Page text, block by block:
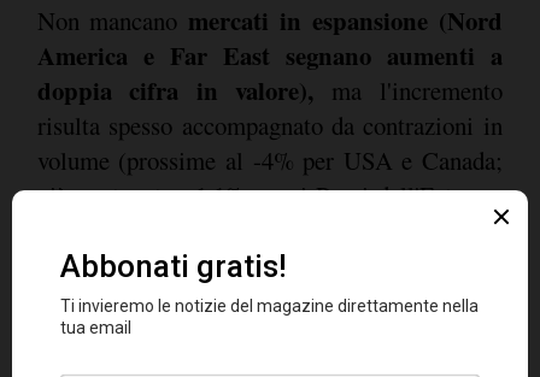
Non mancano mercati in espansione (Nord
America e Far East segnano aumenti a
doppia cifra in valore), ma l'incremento
risulta spesso accompagnato da contrazioni in
volume (prossime al -4% per USA e Canada;
più contenute, -1,1%, per i Paesi dell'Estremo
Oriente, con il Giappone in affanno). Nel
dettaglio,la produzione è scesa del -2,3% in
volume, dato che nelle aziende più piccole del
campione intervistato (sotto i 15 milioni di
fatturato) si attesta sul -4,5%, mentre sul piano